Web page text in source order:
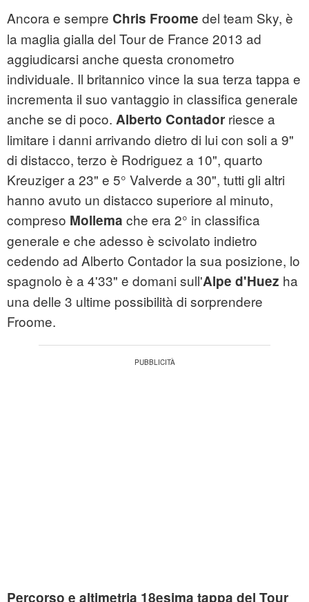
Ancora e sempre Chris Froome del team Sky, è
la maglia gialla del Tour de France 2013 ad
aggiudicarsi anche questa cronometro
individuale. Il britannico vince la sua terza tappa e
incrementa il suo vantaggio in classifica generale
anche se di poco. Alberto Contador riesce a
limitare i danni arrivando dietro di lui con soli a 9"
di distacco, terzo è Rodriguez a 10", quarto
Kreuziger a 23" e 5° Valverde a 30", tutti gli altri
hanno avuto un distacco superiore al minuto,
compreso Mollema che era 2° in classifica
generale e che adesso è scivolato indietro
cedendo ad Alberto Contador la sua posizione, lo
spagnolo è a 4'33" e domani sull'Alpe d'Huez ha
una delle 3 ultime possibilità di sorprendere
Froome.
Percorso e altimetria 18esima tappa del Tour